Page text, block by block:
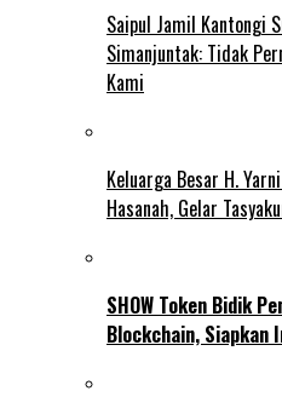
Saipul Jamil Kantongi
Simanjuntak: Tidak
Kami
Keluarga Besar H.
Hasanah, Gelar
SHOW Token Bidik
Blockchain, Siapkan